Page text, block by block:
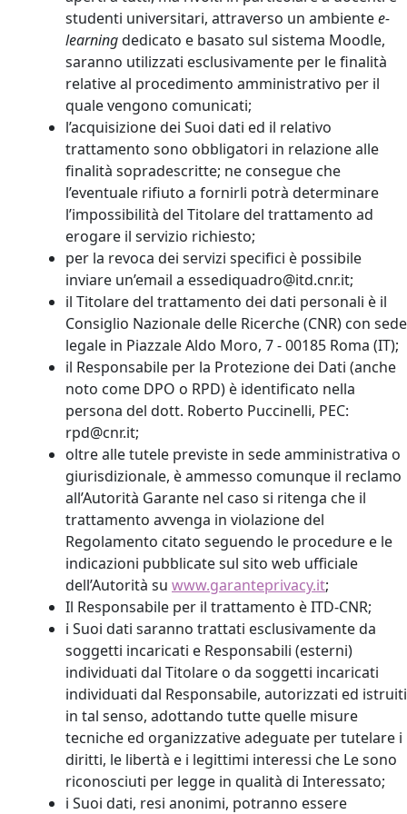
studenti universitari, attraverso un ambientee-
learningdedicato e basato sul sistema Moodle,
saranno utilizzati esclusivamente per le finalità
relative al procedimento amministrativo per il
quale vengono comunicati;
l’acquisizione dei Suoi dati ed il relativo
trattamento sono obbligatori in relazione alle
finalità sopradescritte; ne consegue che
l’eventuale rifiuto a fornirli potrà determinare
l’impossibilità del Titolare del trattamento ad
erogare il servizio richiesto;
per la revoca dei servizi specifici è possibile
inviare un’email a essediquadro@itd.cnr.it;
il Titolare del trattamento dei dati personali è il
Consiglio Nazionale delle Ricerche (CNR) con sede
legale in Piazzale Aldo Moro, 7 - 00185 Roma (IT);
il Responsabile per la Protezione dei Dati (anche
noto come DPO o RPD) è identificato nella
persona del dott. Roberto Puccinelli, PEC:
rpd@cnr.it;
oltre alle tutele previste in sede amministrativa o
giurisdizionale, è ammesso comunque il reclamo
all’Autorità Garante nel caso si ritenga che il
trattamento avvenga in violazione del
Regolamento citato seguendo le procedure e le
indicazioni pubblicate sul sito web ufficiale
dell’Autorità su www.garanteprivacy.it;
Il Responsabile per il trattamento è ITD-CNR;
i Suoi dati saranno trattati esclusivamente da
soggetti incaricati e Responsabili (esterni)
individuati dal Titolare o da soggetti incaricati
individuati dal Responsabile, autorizzati ed istruiti
in tal senso, adottando tutte quelle misure
tecniche ed organizzative adeguate per tutelare i
diritti, le libertà e i legittimi interessi che Le sono
riconosciuti per legge in qualità di Interessato;
i Suoi dati, resi anonimi, potranno essere